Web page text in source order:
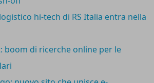
hi-tech di RS Italia entra nella
boom di ricerche online per le